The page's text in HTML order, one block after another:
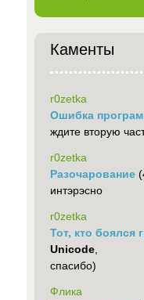
Каменты
r0zetka
Ошибка
ждите вторую
r0zetka
Разочарование
интэрэсно
r0zetka
Тот, кто боялся
Unicode
спасибо)
Флика